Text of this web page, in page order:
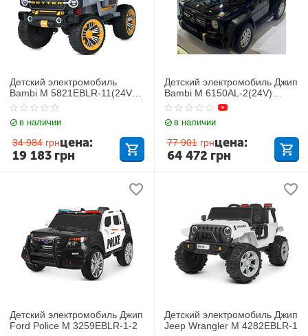
Детский электромобиль
Bambi M 5821EBLR-11(24V)
Jeep
в наличии
34 984 грн
19 183 грн
цена:
Детский электромобиль Джип
Bambi M 6150AL-2(24V)
Mercedes-Maybach G650
в наличии
77 901 грн
64 472 грн
цена:
Детский электромобиль Джип
Ford Police M 3259EBLR-1-2
Детский электромобиль Джип
Jeep Wrangler M 4282EBLR-1